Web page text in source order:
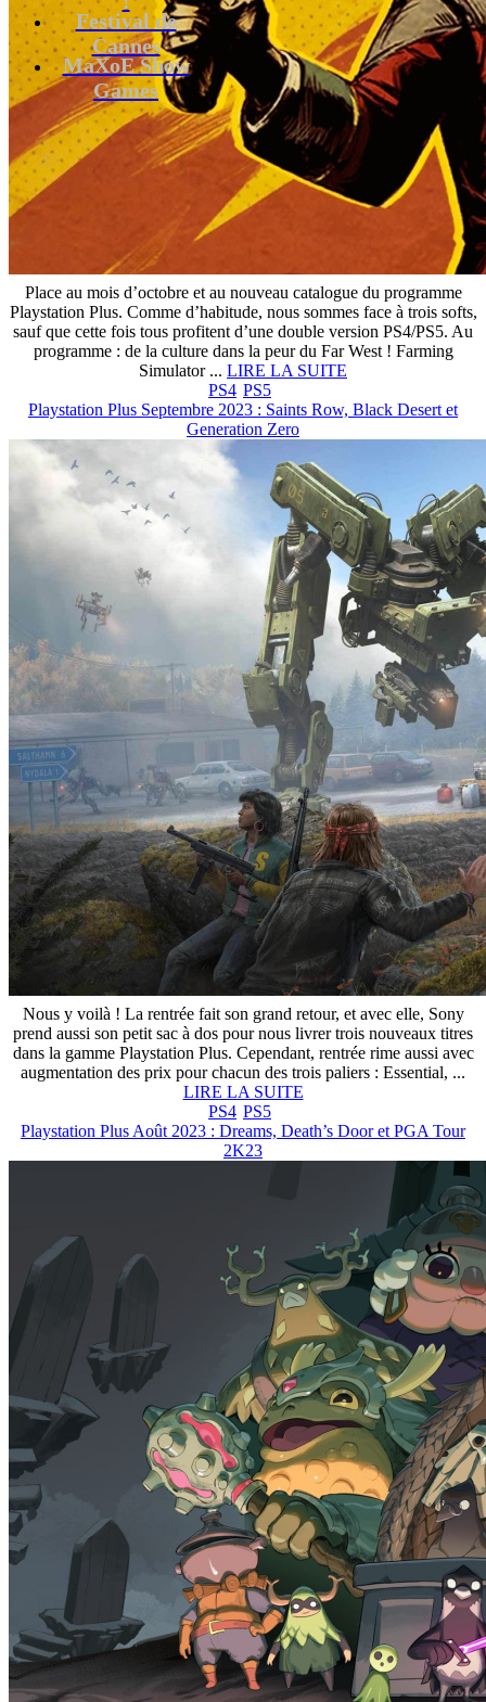
Festival de
Cannes
MaXoE Show
Games
Place au mois d’octobre et au nouveau catalogue du programme
Playstation Plus. Comme d’habitude, nous sommes face à trois softs,
sauf que cette fois tous profitent d’une double version PS4/PS5. Au
programme : de la culture dans la peur du Far West ! Farming
Simulator ... LIRE LA SUITE
PS4 PS5
Playstation Plus Septembre 2023 : Saints Row, Black Desert et
Generation Zero
Nous y voilà ! La rentrée fait son grand retour, et avec elle, Sony
prend aussi son petit sac à dos pour nous livrer trois nouveaux titres
dans la gamme Playstation Plus. Cependant, rentrée rime aussi avec
augmentation des prix pour chacun des trois paliers : Essential, ...
LIRE LA SUITE
PS4 PS5
Playstation Plus Août 2023 : Dreams, Death’s Door et PGA Tour
2K23